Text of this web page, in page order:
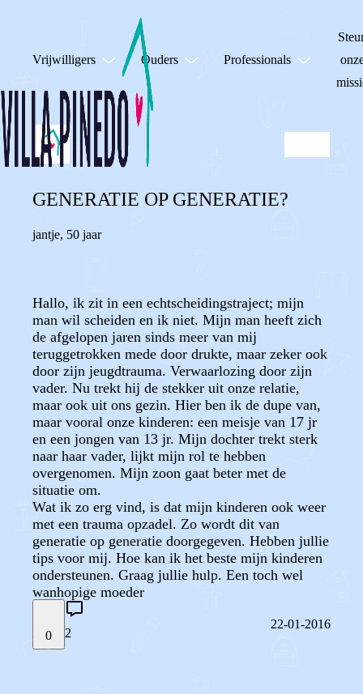
Vrijwilligers Ouders Professionals
GENERATIE OP GENERATIE?
jantje, 50 jaar
Hallo, ik zit in een echtscheidingstraject; mijn
man wil scheiden en ik niet. Mijn man heeft zich
de afgelopen jaren sinds meer van mij
teruggetrokken mede door drukte, maar zeker ook
door zijn jeugdtrauma. Verwaarlozing door zijn
vader. Nu trekt hij de stekker uit onze relatie,
maar ook uit ons gezin. Hier ben ik de dupe van,
maar vooral onze kinderen: een meisje van 17 jr
en een jongen van 13 jr. Mijn dochter trekt sterk
naar haar vader, lijkt mijn rol te hebben
overgenomen. Mijn zoon gaat beter met de
situatie om.
Wat ik zo erg vind, is dat mijn kinderen ook weer
met een trauma opzadel. Zo wordt dit van
generatie op generatie doorgegeven. Hebben jullie
tips voor mij. Hoe kan ik het beste mijn kinderen
ondersteunen. Graag jullie hulp. Een toch wel
wanhopige moeder
0 2
22-01-2016